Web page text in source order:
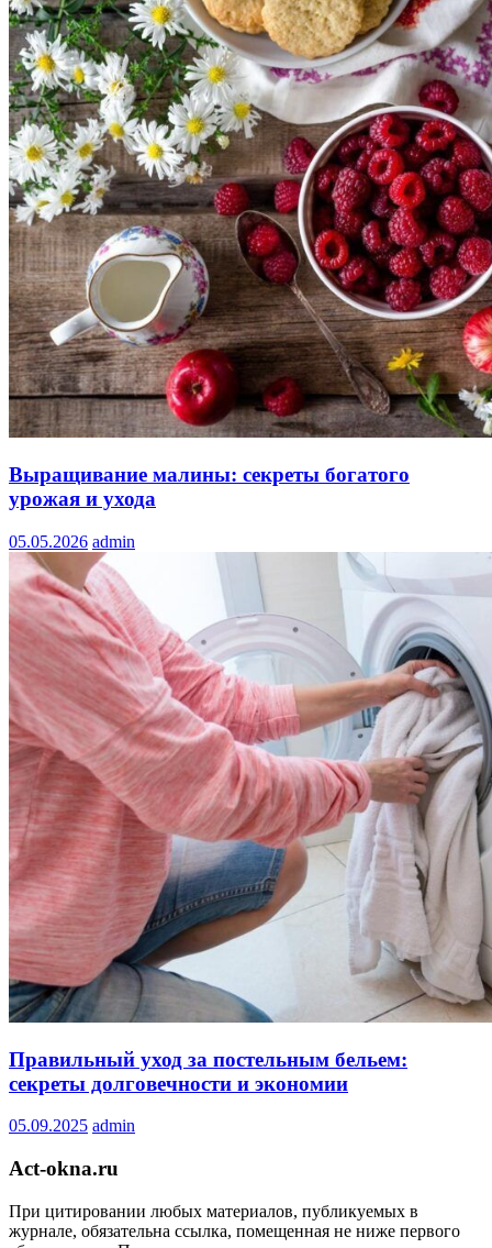
Выращивание малины: секреты богатого
урожая и ухода
05.05.2026 admin
Правильный уход за постельным бельем:
секреты долговечности и экономии
05.09.2025 admin
Act-okna.ru
При цитировании любых материалов, публикуемых в
журнале, обязательна ссылка, помещенная не ниже первого